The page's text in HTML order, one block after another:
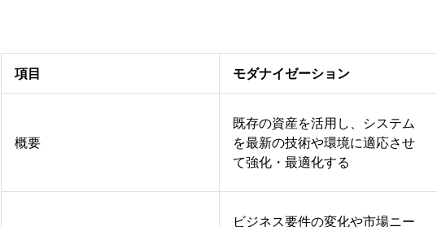
項目 モダナイゼーション
概要
既存の資産を活用し、システム
を最新の技術や環境に適応させ
て強化・最適化する
ビジネス要件の変化や市場ニー